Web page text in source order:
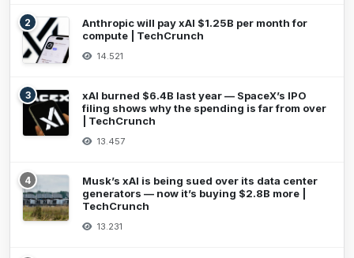
2
Anthropic will pay xAI $1.25B per month for
compute | TechCrunch
14.521
3
xAI burned $6.4B last year — SpaceX’s IPO
filing shows why the spending is far from over
| TechCrunch
13.457
4
Musk’s xAI is being sued over its data center
generators — now it’s buying $2.8B more |
TechCrunch
13.231